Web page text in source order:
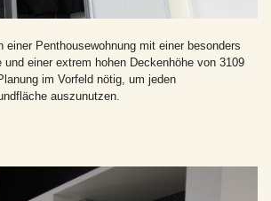
einer Penthousewohnung mit einer besonders
einer extrem hohen Deckenhöhe von 3109
im Vorfeld nötig, um jeden
auszunutzen.